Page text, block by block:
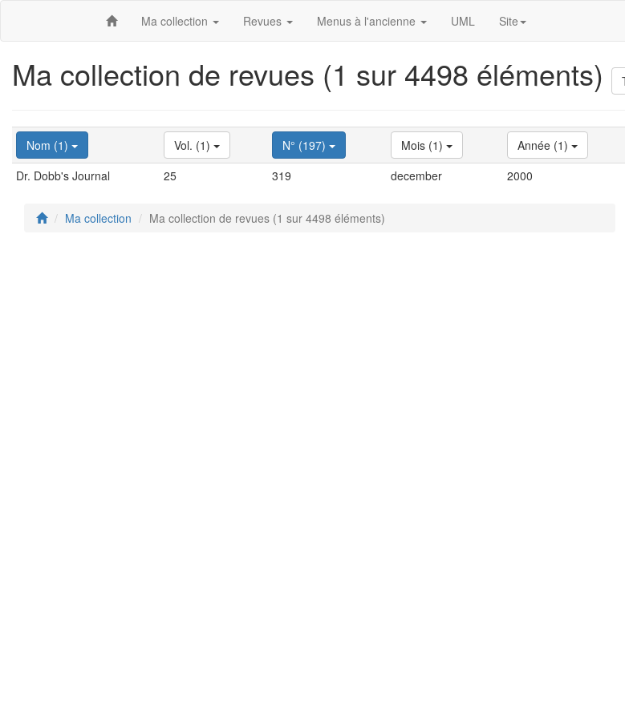
Ma collection Revues Menus à l'ancienne UML Site
Ma collection de revues (1 sur 4498 éléments)
Nom (1) Vol. (1) N° (197) Mois (1) Année (1)
Dr. Dobb's Journal
25 319 december 2000
Ma collection Ma collection de revues (1 sur 4498 éléments)